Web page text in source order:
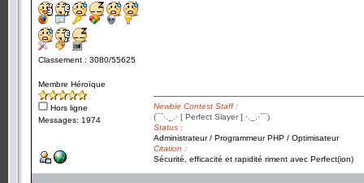
Classement : 3080/55625
Membre Héroïque
Hors ligne
Messages: 1974
Newbie Contest Staff :
(¯`·._.· [ Perfect Slayer ] ·._.·´¯)
Status :
Administrateur / Programmeur PHP / Optimisateur
Citation :
Sécurité, efficacité et rapidité riment avec Perfect(ion)